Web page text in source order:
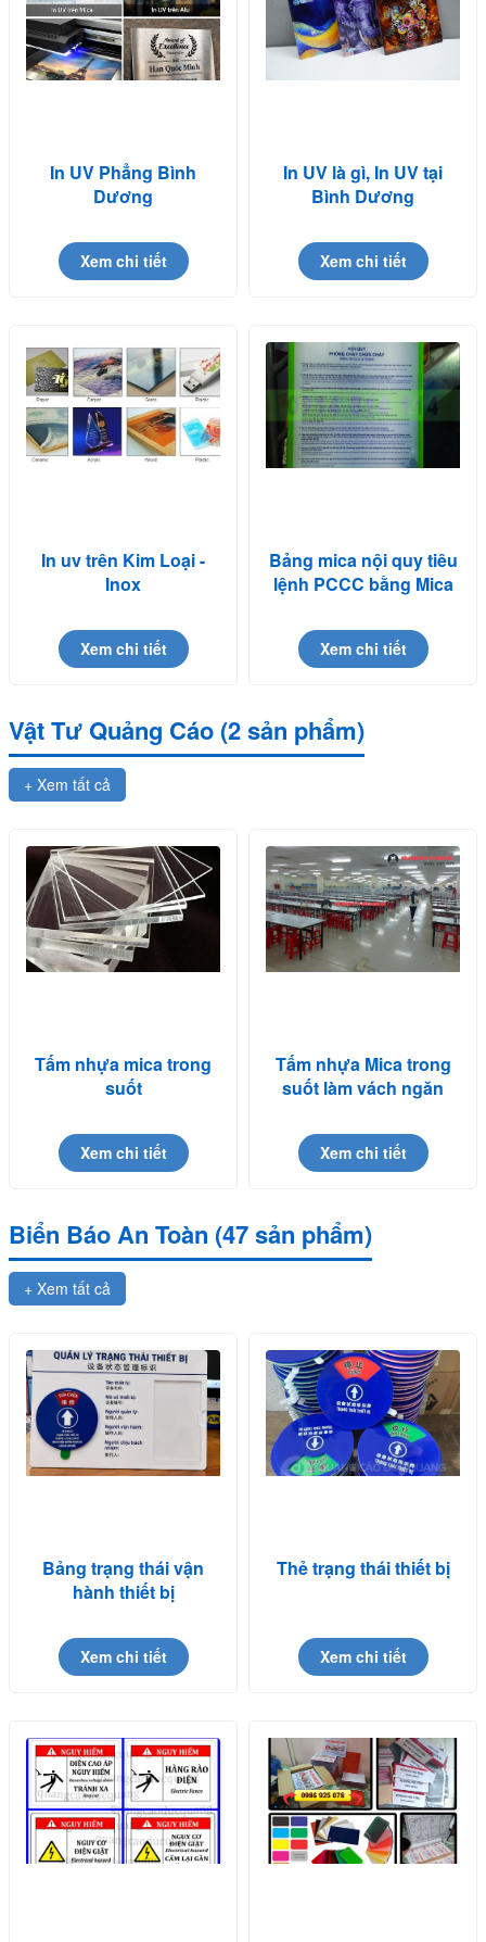
In UV Phẳng Bình
Dương
Xem chi tiết
In UV là gì, In UV tại
Bình Dương
Xem chi tiết
In uv trên Kim Loại -
Inox
Xem chi tiết
Bảng mica nội quy tiêu
lệnh PCCC bằng Mica
Xem chi tiết
Vật Tư Quảng Cáo (2 sản phẩm)
+ Xem tất cả
Tấm nhựa mica trong
suốt
Xem chi tiết
Tấm nhựa Mica trong
suốt làm vách ngăn
Xem chi tiết
Biển Báo An Toàn (47 sản phẩm)
+ Xem tất cả
Bảng trạng thái vận
hành thiết bị
Xem chi tiết
Thẻ trạng thái thiết bị
Xem chi tiết